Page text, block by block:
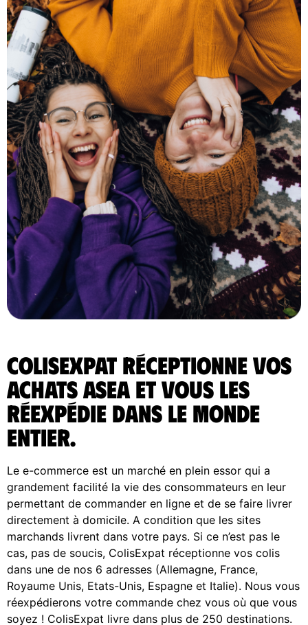
ColisExpat réceptionne vos
achats ASEA et vous les
réexpédie dans le monde
entier.
Le e-commerce est un marché en plein essor qui a
grandement facilité la vie des consommateurs en leur
permettant de commander en ligne et de se faire livrer
directement à domicile. A condition que les sites
marchands livrent dans votre pays. Si ce n’est pas le
cas, pas de soucis, ColisExpat réceptionne vos colis
dans une de nos 6 adresses (Allemagne, France,
Royaume Unis, Etats-Unis, Espagne et Italie). Nous vous
réexpédierons votre commande chez vous où que vous
soyez ! ColisExpat livre dans plus de 250 destinations.